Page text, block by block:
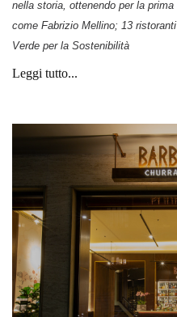
nella storia, ottenendo per la
come Fabrizio Mellino; 13
Verde per la Sostenibilità
Leggi tutto...